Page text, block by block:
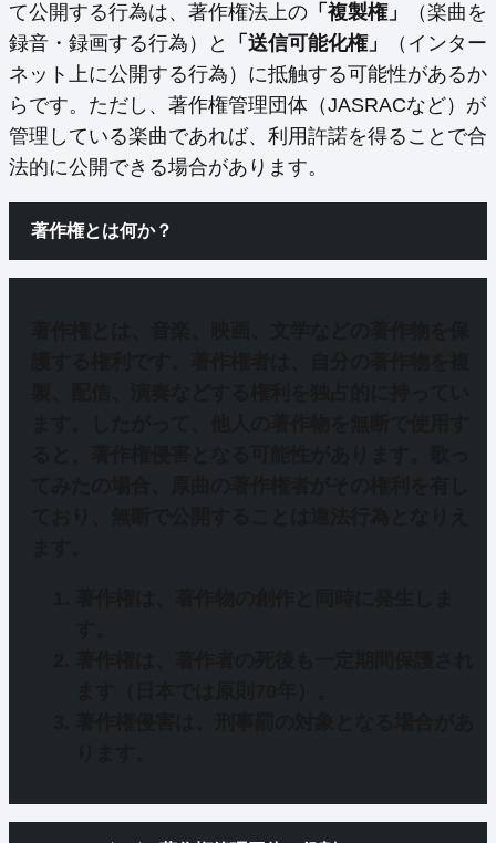
て公開する行為は、著作権法上の 「複製権」
（楽曲を
録音・録画する行為）と
「送信可能化権」
（インター
ネット上に公開する行為）に抵触する可能性があるか
らです。ただし、著作権管理団体（JASRACなど）が
管理している楽曲であれば、利用許諾を得ることで合
法的に公開できる場合があります。
著作権とは何か？